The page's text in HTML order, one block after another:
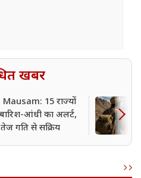
खबर
15 राज्यों
आंधी का अलर्ट,
गति से सक्रिय